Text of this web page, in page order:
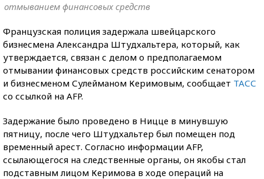
отмыванием финансовых средств
Французская полиция задержала швейцарского
бизнесмена Александра Штудхальтера, который, как
утверждается, связан с делом о предполагаемом
отмывании финансовых средств российским сенатором
и бизнесменом Сулейманом Керимовым, сообщает ТАСС
со ссылкой на AFP.
Задержание было проведено в Ницце в минувшую
пятницу, после чего Штудхальтер был помещен под
временный арест. Согласно информации AFP,
ссылающегося на следственные органы, он якобы стал
подставным лицом Керимова в ходе операций на